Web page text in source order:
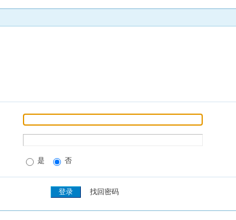
是 否
找回密码